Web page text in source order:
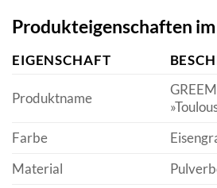
Produkteigenschaften
EIGENSCHAFT
Produktname
Farbe
Material